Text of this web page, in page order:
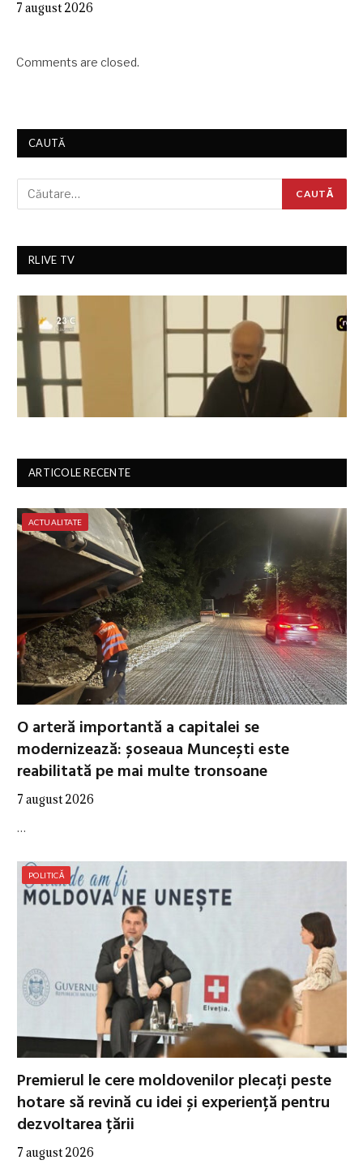
7 august 2026
Comments are closed.
CAUTĂ
RLIVE TV
ARTICOLE RECENTE
ACTUALITATE
O arteră importantă a capitalei se
modernizează: șoseaua Muncești este
reabilitată pe mai multe tronsoane
7 august 2026
…
POLITICĂ
Premierul le cere moldovenilor plecați peste
hotare să revină cu idei și experiență pentru
dezvoltarea țării
7 august 2026